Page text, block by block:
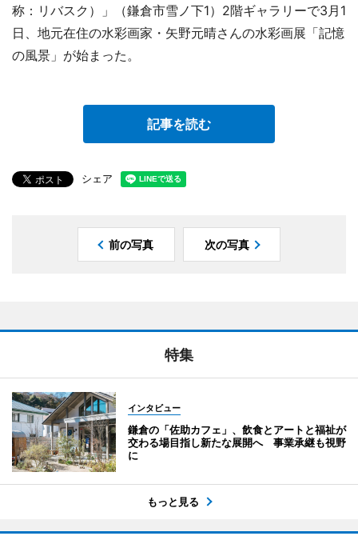
称：リバスク）」（鎌倉市雪ノ下1）2階ギャラリーで3月1
日、地元在住の水彩画家・矢野元晴さんの水彩画展「記憶
の風景」が始まった。
記事を読む
シェア
前の写真 次の写真
特集
インタビュー
鎌倉の「佐助カフェ」、飲食とアートと福祉が
交わる場目指し新たな展開へ 事業承継も視野
に
もっと見る